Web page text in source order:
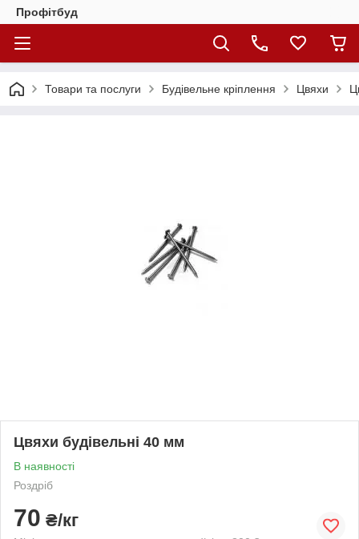
Профітбуд
Товари та послуги Будівельне кріплення Цвяхи
Цвяхи будівельні 40 мм
В наявності
Роздріб
70 ₴/кг